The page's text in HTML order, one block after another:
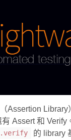
Assertion Library
Assert 和 Verify
.verify
的 library